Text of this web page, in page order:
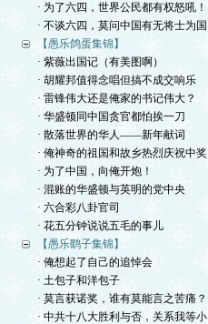
· 为了六四，世界公民都有权怒吼！
· 不谈六四，莫问中国有无将士为国
【愚乐鸽蛋集锦】
· 紫薇出国记（有美图啊）
· 胡耀邦值得念唱但搞不成交响乐
· 雷锋伟大还是俺家的书记伟大？
· 华盛顿同中国贪官都怕挨一刀
· 散落世界的华人——新年献词
· 俺神奇的祖国和故乡热烈庆祝中奖
· 为了中国，向俺开炮！
· 混账的华盛顿与英明的党中央
· 六合彩八卦官司
· 花五分钟说说五毛的事儿
【愚乐鹞子集锦】
· 俺想起了自己的追悼会
· 土包子和洋包子
· 莫言获诺奖，谁有莫能言之苦痛？
· 中共十八大胜利与否，关系我等小